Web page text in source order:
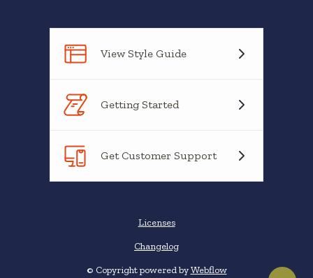
View Style Guide
Getting Started
Get Customer Support
Licenses
Changelog
© Copyright powered byWebflow